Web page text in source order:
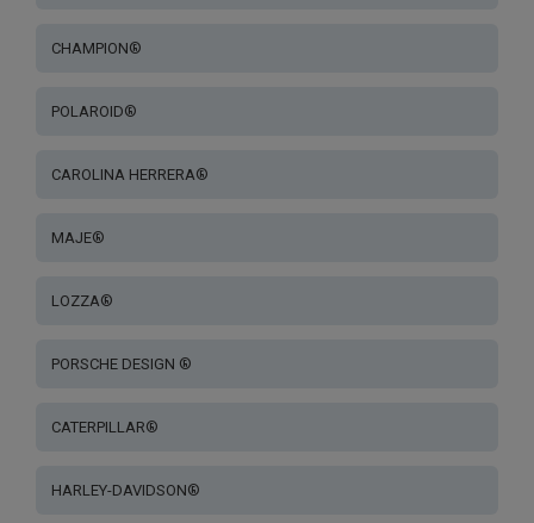
CHAMPION®
POLAROID®
CAROLINA HERRERA®
MAJE®
LOZZA®
PORSCHE DESIGN ®
CATERPILLAR®
HARLEY-DAVIDSON®